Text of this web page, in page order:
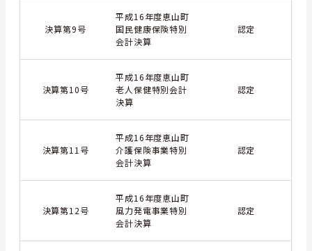
決算第9号
平成16年度恵山町
国民健康保険特別
会計決算
認定
決算第10号
平成16年度恵山町
老人保健特別会計
決算
認定
決算第11号
平成16年度恵山町
介護保険事業特別
会計決算
認定
決算第12号
平成16年度恵山町
風力発電事業特別
会計決算
認定